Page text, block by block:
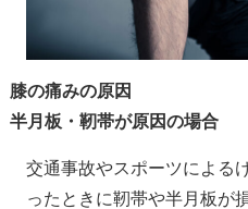
膝の痛みの原因
半月板・靭帯が原因の場合
交通事故やスポーツによる
ったときに靭帯や半月板が